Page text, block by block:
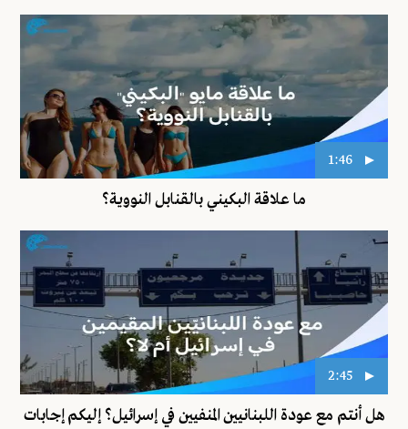
1:46
ما علاقة البكيني بالقنابل النووية؟
2:45
هل أنتم مع عودة اللبنانيين المنفيين في إسرائيل؟ إليكم إجابات